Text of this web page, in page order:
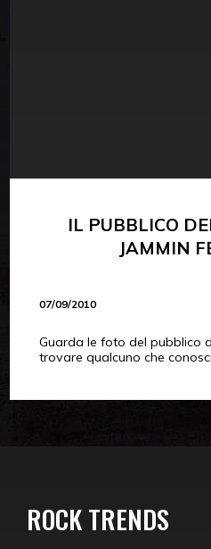
IL PUBBLICO
JAMMIN
07/09/2010
Guarda le foto del pubblico
trovare qualcuno che
ROCK TRENDS